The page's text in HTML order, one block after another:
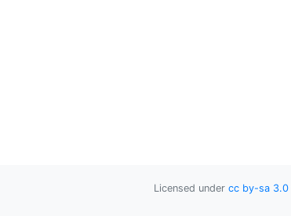
Licensed under cc by-sa 3.0